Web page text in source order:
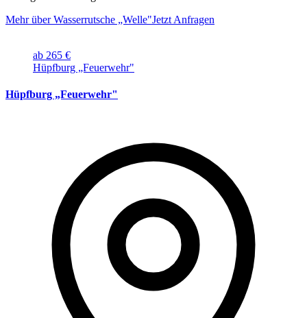
Mehr über Wasserrutsche „Welle"Jetzt Anfragen
ab 265 €
Hüpfburg „Feuerwehr"
Hüpfburg „Feuerwehr"